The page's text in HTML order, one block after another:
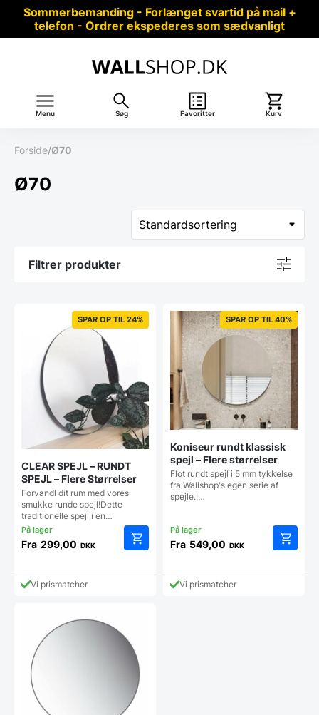
Sommerbemanding - Forlænget svartid på mail +
telefon - Ordrer ekspederes som sædvanligt
Menu Søg Favoritter Kurv
Forside/Ø70
Ø70
Filtrer produkter
SPAR OP TIL 24%
CLEAR SPEJL – RUNDT
SPEJL – Flere Størrelser
Forvandl dit rum med vores
smukke runde spejl!Dette
traditionelle spejl i en…
Fra 299,00 DKK
vare
kan
vælges
på
varesiden
Vi prismatcher
SPAR OP TIL 40%
Koniseur rundt klassisk
spejl – Flere størrelser
Flot rundt spejl i 5 mm tykkelse
fra Wallshop's egen serie af
spejle.I…
Fra 549,00 DKK
vare
Vi prismatcher